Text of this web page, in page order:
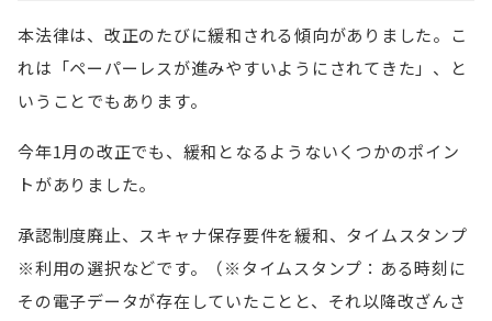
本法律は、改正のたびに緩和される傾向がありました。こ
れは「ペーパーレスが進みやすいようにされてきた」、と
いうことでもあります。
今年1月の改正でも、緩和となるようないくつかのポイン
トがありました。
承認制度廃止、スキャナ保存要件を緩和、タイムスタンプ
※利用の選択などです。（※タイムスタンプ：ある時刻に
その電子データが存在していたことと、それ以降改ざんさ